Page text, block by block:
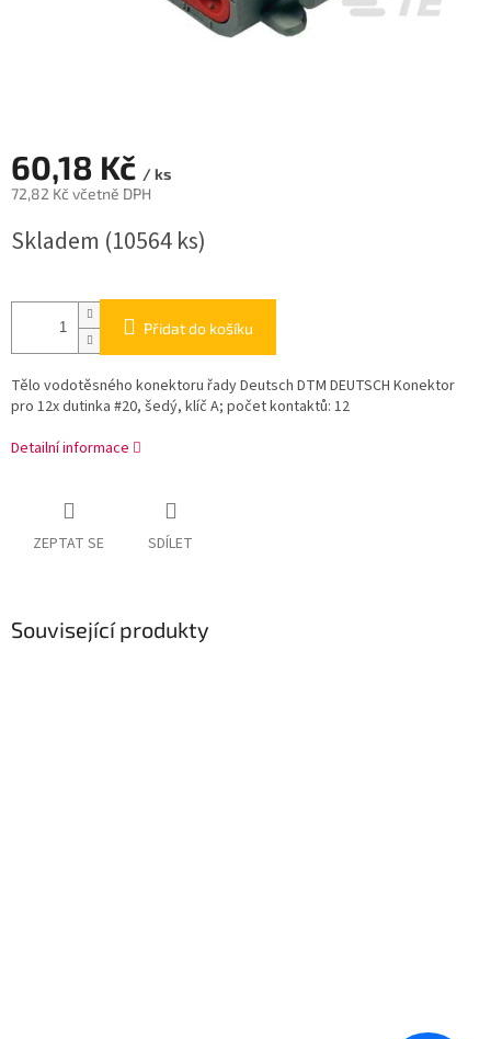
60,18 Kč / ks
72,82 Kč včetně DPH
cena:
Skladem (10564 ks)
Přidat do košíku
Tělo vodotěsného konektoru řady Deutsch DTM DEUTSCH Konektor
pro 12x dutinka #20, šedý, klíč A; počet kontaktů: 12
Detailní informace
ZEPTAT SE SDÍLET
Související produkty